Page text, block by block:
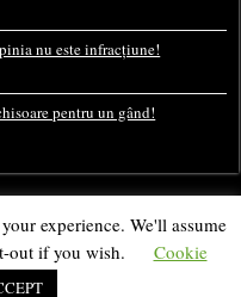
nu este infracțiune!
pentru un gând!
experience. We'll assume
out if you wish.
Cookie